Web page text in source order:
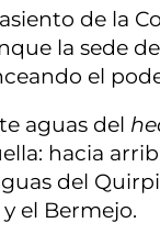
de la
la sede
el
aguas del
hacia
del
el Bermejo.